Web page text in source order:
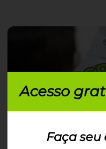
Enem 2025:
Acesso
Faça